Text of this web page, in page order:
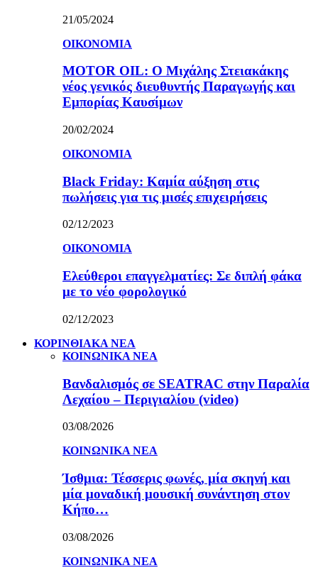
21/05/2024
ΟΙΚΟΝΟΜΙΑ
MOTOR OIL: Ο Μιχάλης Στειακάκης
νέος γενικός διευθυντής Παραγωγής και
Εμπορίας Καυσίμων
20/02/2024
ΟΙΚΟΝΟΜΙΑ
Black Friday: Καμία αύξηση στις
πωλήσεις για τις μισές επιχειρήσεις
02/12/2023
ΟΙΚΟΝΟΜΙΑ
Ελεύθεροι επαγγελματίες: Σε διπλή φάκα
με το νέο φορολογικό
02/12/2023
ΚΟΡΙΝΘΙΑΚΑ ΝΕΑ
ΚΟΙΝΩΝΙΚΑ ΝΕΑ
Βανδαλισμός σε SEATRAC στην Παραλία
Λεχαίου – Περιγιαλίου (video)
03/08/2026
ΚΟΙΝΩΝΙΚΑ ΝΕΑ
Ίσθμια: Τέσσερις φωνές, μία σκηνή και
μία μοναδική μουσική συνάντηση στον
Κήπο…
03/08/2026
ΚΟΙΝΩΝΙΚΑ ΝΕΑ